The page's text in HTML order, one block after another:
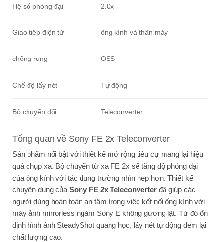
Hệ số phóng đại 2.0x
Giao tiếp điện tử ống kính và thân máy
chống rung OSS
Chế độ lấy nét Tự động
Bộ chuyển đổi Teleconverter
Tổng quan về Sony FE 2x Teleconverter
Sản phẩm nổi bật với thiết kế mở rộng tiêu cự mang lại hiệu
quả chụp xa. Bộ chuyển từ xa FE 2x sẽ tăng độ phóng đại
của ống kính với tác dụng trường nhìn hẹp hơn. Thiết kế
chuyên dụng của Sony FE 2x Teleconverter đã giúp các
người dùng hoàn toàn an tâm trong việc kết nối ống kính với
máy ảnh mirrorless ngàm Sony E không gương lật. Từ đó ổn
định hình ảnh SteadyShot quang học, lấy nét tự động đem lại
chất lượng cao.